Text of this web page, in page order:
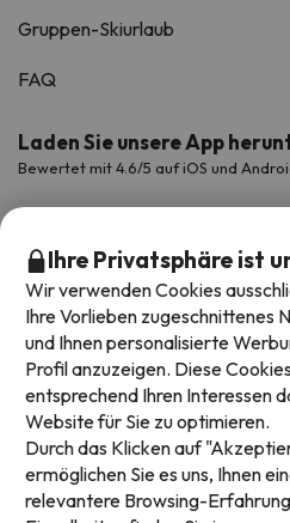
Gruppen-Skiurlaub
FAQ
Laden Sie unsere App
Bewertet mit 4.6/5 auf iOS und
Verfügbare Zahlungsarten
Ihre Privatsphäre ist
Wir verwenden Cookies
Ihre Vorlieben zugeschnittenes
und Ihnen personalisierte
Profil anzuzeigen. Diese
entsprechend Ihren Interessen
Website für Sie zu optimieren.
Durch das Klicken auf
ermöglichen Sie es uns, Ihnen
relevantere Browsing-